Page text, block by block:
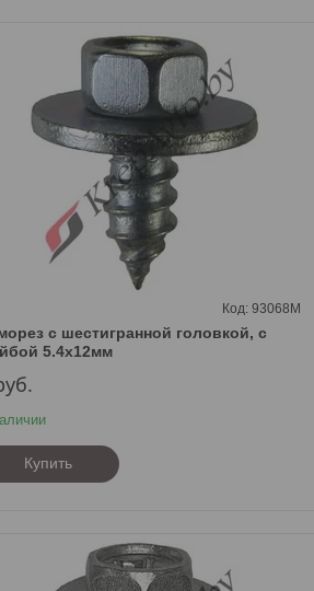
с шестигранной головкой, с
5.4х12мм
93068M
Купить